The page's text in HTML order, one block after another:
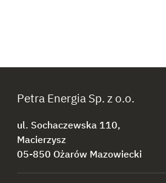
Petra Energia Sp. z o.o.
ul. Sochaczewska 110,
Macierzysz
05-850 Ożarów Mazowiecki